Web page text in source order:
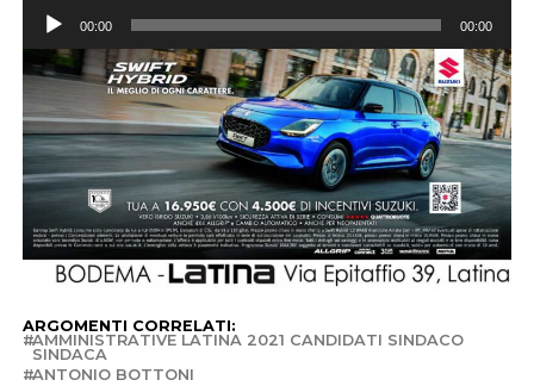
Audio
00:00 00:00
ARGOMENTI CORRELATI:
AMMINISTRATIVE LATINA 2021 CANDIDATI SINDACO
SINDACA
ANTONIO BOTTONI